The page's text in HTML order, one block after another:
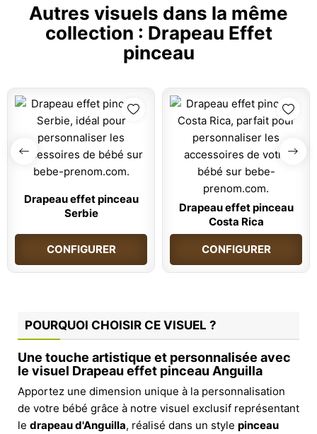
Autres visuels dans la même
collection : Drapeau Effet
pinceau
Drapeau effet pinceau
Serbie
CONFIGURER
Drapeau effet pinceau
Costa Rica
CONFIGURER
POURQUOI CHOISIR CE VISUEL ?
Une touche artistique et personnalisée avec
le visuel Drapeau effet pinceau Anguilla
Apportez une dimension unique à la personnalisation
de votre bébé grâce à notre visuel exclusif représentant
le drapeau d'Anguilla, réalisé dans un style pinceau